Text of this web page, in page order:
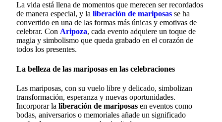
La vida está llena de momentos que merecen ser recordados
de manera especial, y la liberación de mariposas se ha
convertido en una de las formas más únicas y emotivas de
celebrar. Con Aripoza, cada evento adquiere un toque de
magia y simbolismo que queda grabado en el corazón de
todos los presentes.
La belleza de las mariposas en las celebraciones
Las mariposas, con su vuelo libre y delicado, simbolizan
transformación, esperanza y nuevas oportunidades.
Incorporar la liberación de mariposas en eventos como
bodas, aniversarios o memoriales añade un significado